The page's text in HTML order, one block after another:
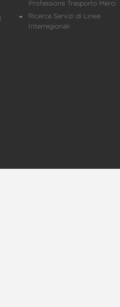
Professione Trasporto Merci
Ricerca Servizi di Linea
Interregionali